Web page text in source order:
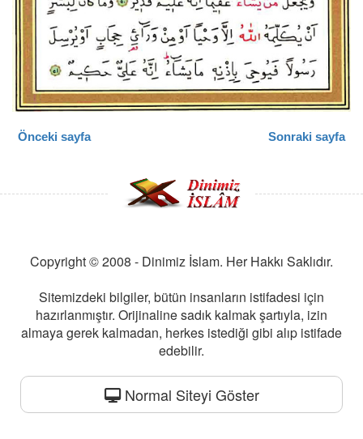
Önceki sayfa Sonraki sayfa
Copyright © 2008 - Dinimiz İslam. Her Hakkı Saklıdır.
Sitemizdeki bilgiler, bütün insanların istifadesi için
hazırlanmıştır. Orijinaline sadık kalmak şartıyla, izin
almaya gerek kalmadan, herkes istediği gibi alıp istifade
edebilir.
Normal Siteyi Göster